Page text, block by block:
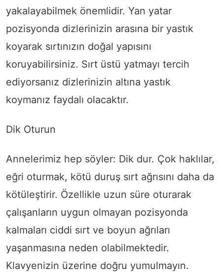
yakalayabilmek önemlidir. Yan yatar
pozisyonda dizlerinizin arasına bir yastık
koyarak sırtınızın doğal yapısını
koruyabilirsiniz. Sırt üstü yatmayı tercih
ediyorsanız dizlerinizin altına yastık
koymanız faydalı olacaktır.
Dik Oturun
Annelerimiz hep söyler: Dik dur. Çok haklılar,
eğri oturmak, kötü duruş sırt ağrısını daha da
kötüleştirir. Özellikle uzun süre oturarak
çalışanların uygun olmayan pozisyonda
kalmaları ciddi sırt ve boyun ağrıları
yaşanmasına neden olabilmektedir.
Klavyenizin üzerine doğru yumulmayın.